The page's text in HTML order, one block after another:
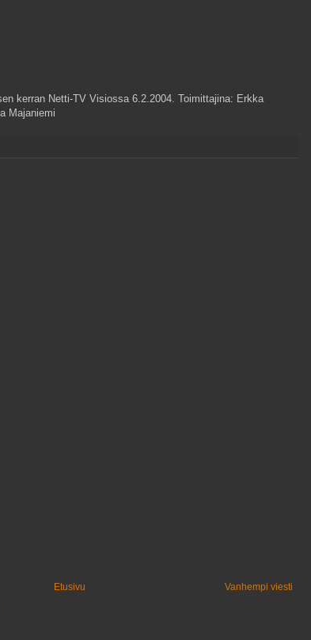
kerran Netti-TV Visiossa 6.2.2004. Toimittajina: Erkka
Majaniemi
Vanhempi viesti
Etusivu